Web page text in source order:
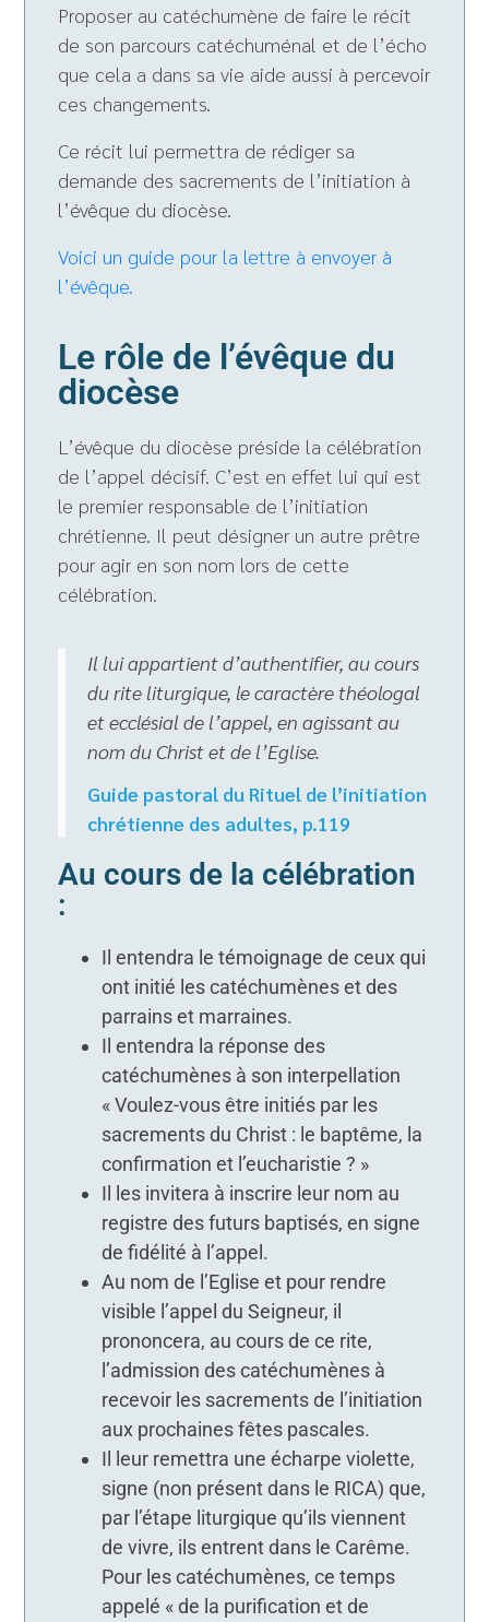
Proposer au catéchumène de faire le récit
de son parcours catéchuménal et de l’écho
que cela a dans sa vie aide aussi à percevoir
ces changements.
Ce récit lui permettra de rédiger sa
demande des sacrements de l’initiation à
l’évêque du diocèse.
Voici un guide pour la lettre à envoyer à
l’évêque.
Le rôle de l’évêque du
diocèse
L’évêque du diocèse préside la célébration
de l’appel décisif. C’est en effet lui qui est
le premier responsable de l’initiation
chrétienne. Il peut désigner un autre prêtre
pour agir en son nom lors de cette
célébration.
Il lui appartient d’authentifier, au cours
du rite liturgique, le caractère théologal
et ecclésial de l’appel, en agissant au
nom du Christ et de l’Eglise.
Guide pastoral du Rituel de l’initiation
chrétienne des adultes, p.119
Au cours de la célébration
:
Il entendra le témoignage de ceux qui
ont initié les catéchumènes et des
parrains et marraines.
Il entendra la réponse des
catéchumènes à son interpellation
« Voulez-vous être initiés par les
sacrements du Christ : le baptême, la
confirmation et l’eucharistie ? »
Il les invitera à inscrire leur nom au
registre des futurs baptisés, en signe
de fidélité à l’appel.
Au nom de l’Eglise et pour rendre
visible l’appel du Seigneur, il
prononcera, au cours de ce rite,
l’admission des catéchumènes à
recevoir les sacrements de l’initiation
aux prochaines fêtes pascales.
Il leur remettra une écharpe violette,
signe (non présent dans le RICA) que,
par l’étape liturgique qu’ils viennent
de vivre, ils entrent dans le Carême.
Pour les catéchumènes, ce temps
appelé « de la purification et de